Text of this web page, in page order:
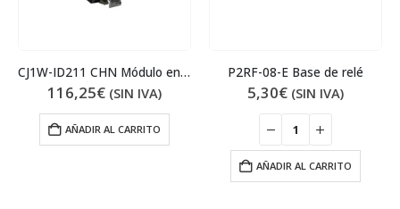
CJ1W-ID211 CHN Módulo entradas
116,25€ (SIN IVA)
AÑADIR AL CARRITO
P2RF-08-E Base de relé
5,30€ (SIN IVA)
AÑADIR AL CARRITO